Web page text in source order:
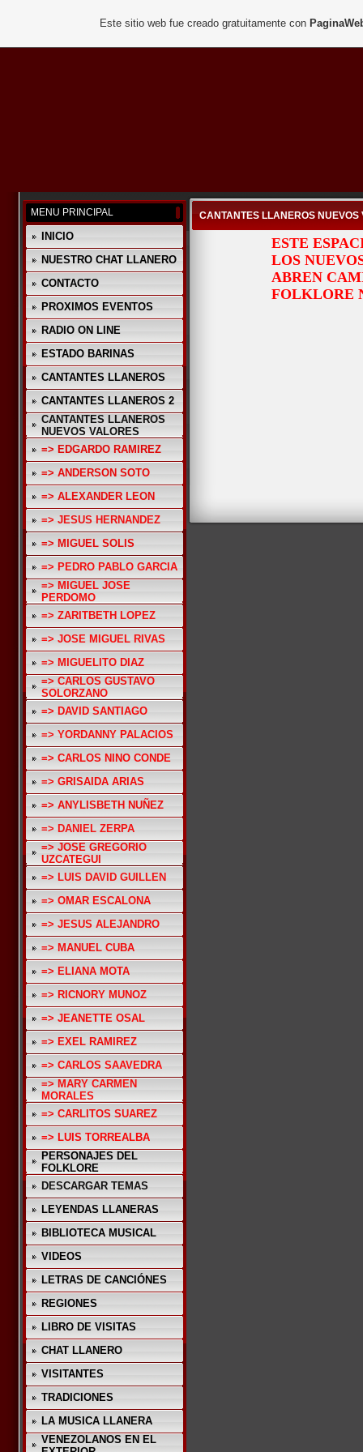
MENU PRINCIPAL
INICIO
NUESTRO CHAT LLANERO
CONTACTO
PROXIMOS EVENTOS
RADIO ON LINE
ESTADO BARINAS
CANTANTES LLANEROS
CANTANTES LLANEROS 2
CANTANTES LLANEROS
NUEVOS VALORES
=> EDGARDO RAMIREZ
=> ANDERSON SOTO
=> ALEXANDER LEON
=> JESUS HERNANDEZ
=> MIGUEL SOLIS
=> PEDRO PABLO GARCIA
=> MIGUEL JOSE
PERDOMO
=> ZARITBETH LOPEZ
=> JOSE MIGUEL RIVAS
=> MIGUELITO DIAZ
=> CARLOS GUSTAVO
SOLORZANO
=> DAVID SANTIAGO
=> YORDANNY PALACIOS
=> CARLOS NINO CONDE
=> GRISAIDA ARIAS
=> ANYLISBETH NUÑEZ
=> DANIEL ZERPA
=> JOSE GREGORIO
UZCATEGUI
=> LUIS DAVID GUILLEN
=> OMAR ESCALONA
=> JESUS ALEJANDRO
=> MANUEL CUBA
=> ELIANA MOTA
=> RICNORY MUNOZ
=> JEANETTE OSAL
=> EXEL RAMIREZ
=> CARLOS SAAVEDRA
=> MARY CARMEN
MORALES
=> CARLITOS SUAREZ
=> LUIS TORREALBA
PERSONAJES DEL
FOLKLORE
DESCARGAR TEMAS
LEYENDAS LLANERAS
BIBLIOTECA MUSICAL
VIDEOS
LETRAS DE CANCIÓNES
REGIONES
LIBRO DE VISITAS
CHAT LLANERO
VISITANTES
TRADICIONES
LA MUSICA LLANERA
VENEZOLANOS EN EL
CANTANTES LLANEROS NUEVOS
ESTE
LOS
ABREN
FOLKLORE
Este sitio web fue creado gratuitamente con